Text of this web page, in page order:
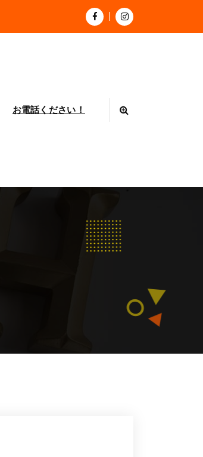
お電話ください！